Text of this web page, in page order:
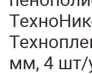
мм, 4 шт/
Статьи
Контакты